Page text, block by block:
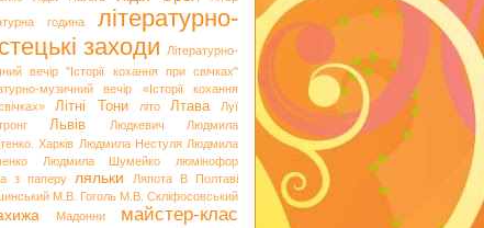
година
літературно-
заходи
Літературно-
вечір "Історії кохання при свічках"
музичний вечір «Історії кохання
Літні Тони літо Лтава
Луї
Львів Людкевич
Людмила
Харків Людмила Нестуля Людмила
Людмила Шумейко
люмінофор
з паперу
ляльки
Ляпота В Полтаві
М.В. Гоголь М.В. Скліфосовський
Мадонни майстер-клас